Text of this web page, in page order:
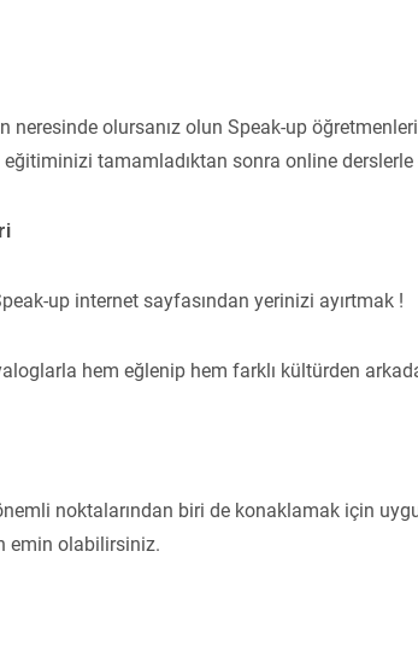
neresinde olursanız olun Speak-up
tamamladıktan sonra online
up internet sayfasından yerinizi ayırtmak !
hem eğlenip hem farklı kültürden
noktalarından biri de konaklamak için
emin olabilirsiniz.